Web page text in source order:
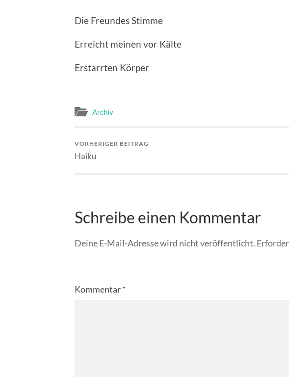
Die Freundes Stimme
Erreicht meinen vor Kälte
Erstarrten Körper
Archiv
VORHERIGER BEITRAG
Haiku
Schreibe einen Kommentar
Deine E-Mail-Adresse wird nicht veröffentlicht.
Kommentar*